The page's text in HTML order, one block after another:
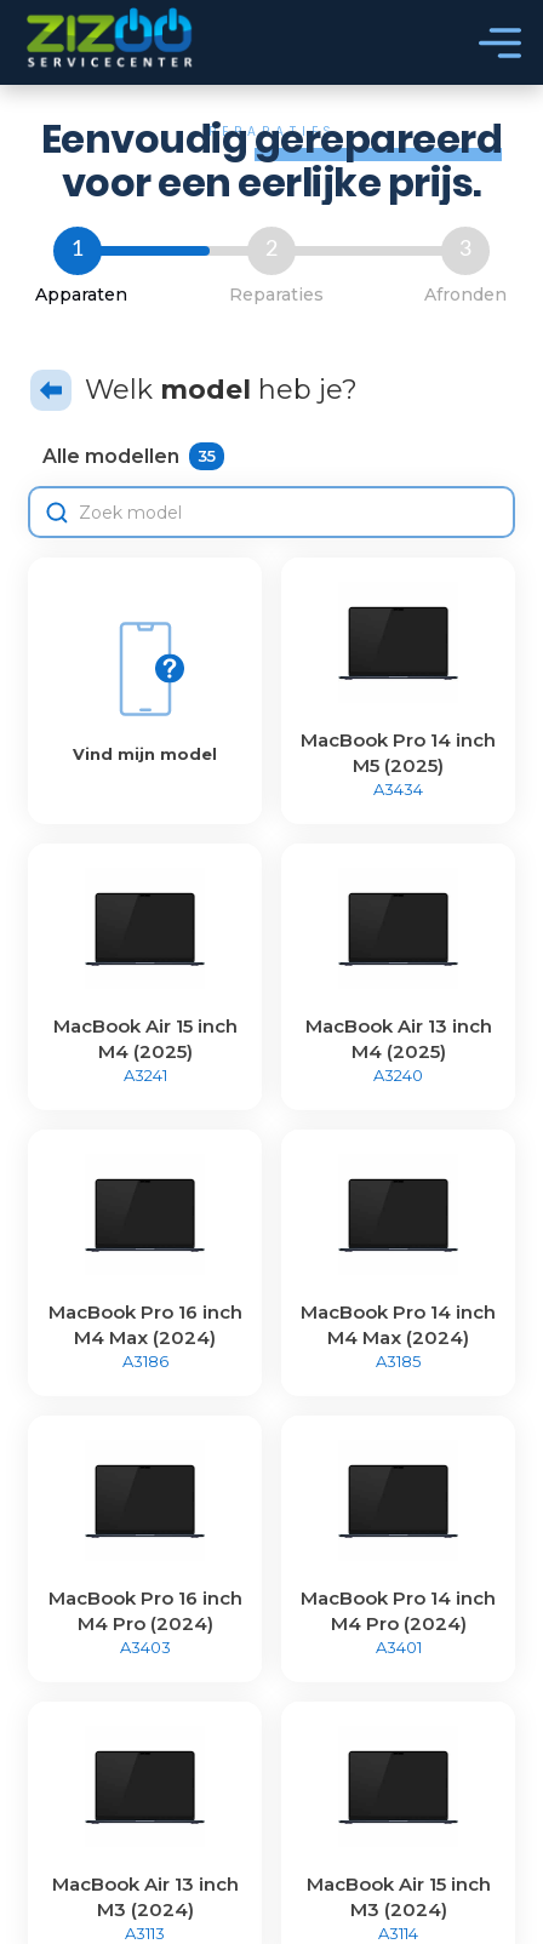
Ga naar hoofdinhoud
Ga naar voettekst
REPARATIES
Eenvoudiggerepareerd
voor een eerlijke prijs.
1
Apparaten
2
Reparaties
3
Afronden
Welk model heb je?
Alle modellen 35
Vind mijn model
MacBook Pro 14 inch
M5 (2025)
A3434
MacBook Air 15 inch
M4 (2025)
A3241
MacBook Air 13 inch
M4 (2025)
A3240
MacBook Pro 16 inch
M4 Max (2024)
A3186
MacBook Pro 14 inch
M4 Max (2024)
A3185
MacBook Pro 16 inch
M4 Pro (2024)
A3403
MacBook Pro 14 inch
M4 Pro (2024)
A3401
MacBook Air 13 inch
M3 (2024)
A3113
MacBook Air 15 inch
M3 (2024)
A3114